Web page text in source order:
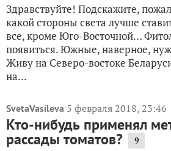
Здравствуйте! Подскажите,
какой стороны света лучше
все, кроме Юго-Восточной…
появиться. Южные, наверное,
Живу на Северо-востоке
на...
SvetaVasileva 5 февраля 2018, 23:46
Кто-нибудь применял
рассады томатов? 9